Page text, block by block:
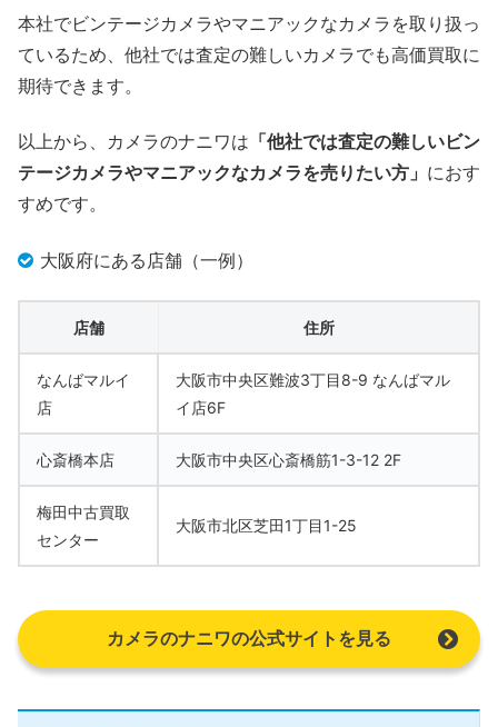
本社でビンテージカメラやマニアックなカメラを取り扱っ
ているため、他社では査定の難しいカメラでも高価買取に
期待できます。
以上から、カメラのナニワは 「他社では査定の難しいビン
テージカメラやマニアックなカメラを売りたい方」 におす
すめです。
大阪府にある店舗（一例）
店舗 住所
なんばマルイ
店
大阪市中央区難波3丁目8-9 なんばマル
イ店6F
心斎橋本店 大阪市中央区心斎橋筋1-3-12 2F
梅田中古買取
センター
大阪市北区芝田1丁目1-25
カメラのナニワの公式サイトを見る